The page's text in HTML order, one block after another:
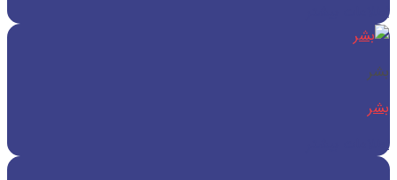
اطلاعات بیشتر
بشر
بشر
اطلاعات بیشتر